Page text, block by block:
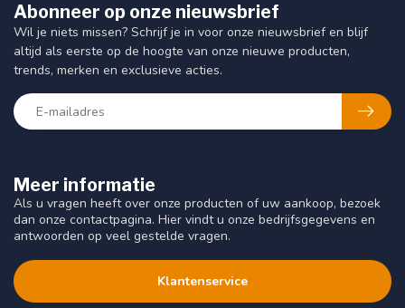
Meer informatie
Als u vragen heeft over onze producten of uw aankoop, bezoek
dan onze contactpagina. Hier vindt u onze bedrijfsgegevens en
antwoorden op veel gestelde vragen.
Klantenservice
Abonneer op onze nieuwsbrief
Wil je niets missen? Schrijf je in voor onze nieuwsbrief en blijf
altijd als eerste op de hoogte van onze nieuwe producten,
trends, merken en exclusieve acties.